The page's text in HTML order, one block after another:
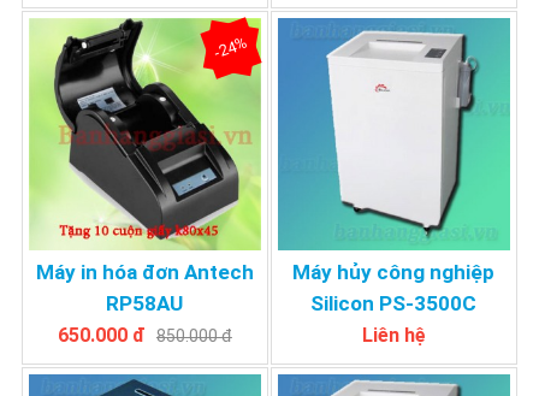
Máy in hóa đơn Antech
RP58AU
-24%
650.000 đ 850.000 đ
Máy hủy công nghiệp
Silicon PS-3500C
Liên hệ